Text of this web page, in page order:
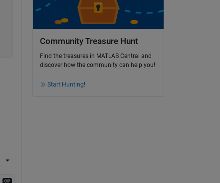
Community Treasure Hunt
Find the treasures in MATLAB Central and
discover how the community can help you!
Start Hunting!